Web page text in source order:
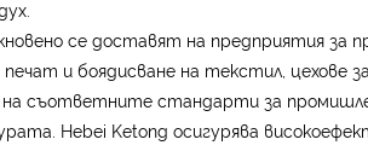
се доставят на предприятия за
и боядисване на текстил, цехове
съответните стандарти за
Hebei Ketong осигурява